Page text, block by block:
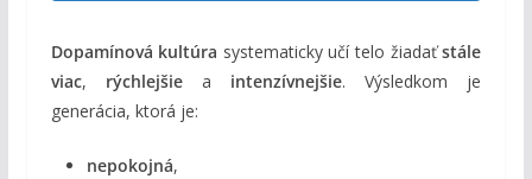
Dopamínová kultúra systematicky učí telo žiadaťstále
viac, rýchlejšiea intenzívnejšie. Výsledkom je
generácia, ktorá je:
nepokojná,